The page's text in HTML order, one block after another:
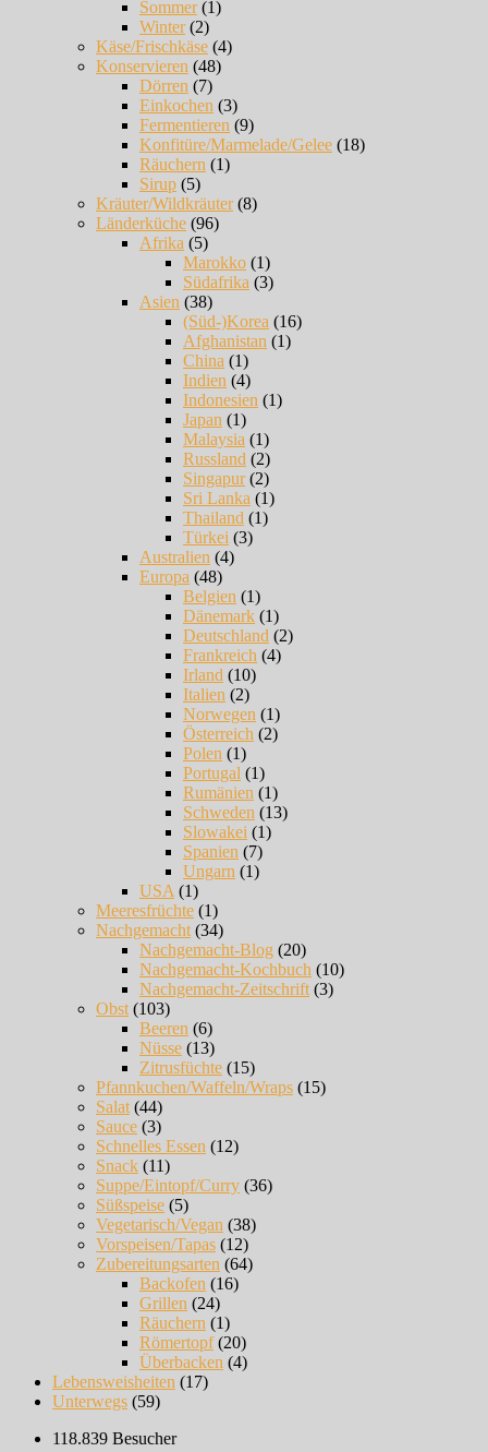
Sommer(1)
Winter(2)
Käse/Frischkäse (4)
Konservieren (48)
Dörren (7)
Einkochen (3)
Fermentieren (9)
Konfitüre/Marmelade/Gelee (18)
Räuchern (1)
Sirup (5)
Kräuter/Wildkräuter(8)
Länderküche (96)
Afrika (5)
Marokko (1)
Südafrika (3)
Asien (38)
(Süd-)Korea (16)
Afghanistan (1)
China (1)
Indien (4)
Indonesien (1)
Japan (1)
Malaysia (1)
Russland (2)
Singapur(2)
Sri Lanka (1)
Thailand (1)
Türkei (3)
Australien (4)
Europa (48)
Belgien (1)
Dänemark (1)
Deutschland (2)
Frankreich (4)
Irland (10)
Italien (2)
Norwegen (1)
Österreich (2)
Polen (1)
Portugal (1)
Rumänien (1)
Schweden (13)
Slowakei (1)
Spanien (7)
Ungarn (1)
USA (1)
Meeresfrüchte (1)
Nachgemacht (34)
Nachgemacht-Blog (20)
Nachgemacht-Kochbuch (10)
Nachgemacht-Zeitschrift (3)
Obst (103)
Beeren (6)
Nüsse (13)
Zitrusfüchte (15)
Pfannkuchen/Waffeln/Wraps (15)
Salat (44)
Sauce (3)
Schnelles Essen (12)
Snack (11)
Suppe/Eintopf/Curry (36)
Süßspeise (5)
Vegetarisch/Vegan (38)
Vorspeisen/Tapas (12)
Zubereitungsarten (64)
Backofen (16)
Grillen (24)
Räuchern (1)
Römertopf(20)
Überbacken (4)
Lebensweisheiten (17)
Unterwegs (59)
118.839 Besucher